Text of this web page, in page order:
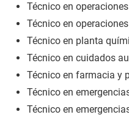
Técnico en
Técnico en
Técnico en planta
Técnico en cuidados
Técnico en farmacia y
Técnico en
Técnico en